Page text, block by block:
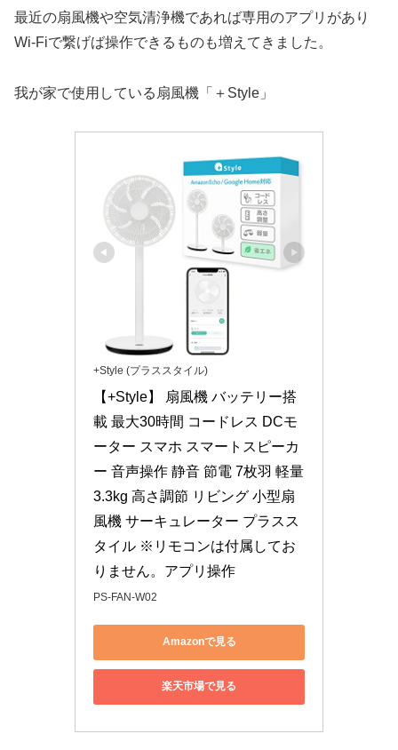
最近の扇風機や空気清浄機であれば専用のアプリがあり
Wi-Fiで繋げば操作できるものも増えてきました。
我が家で使用している扇風機「＋Style」
+Style (プラススタイル)
【+Style】 扇風機 バッテリー搭
載 最大30時間 コードレス DCモ
ーター スマホ スマートスピーカ
ー 音声操作 静音 節電 7枚羽 軽量
3.3kg 高さ調節 リビング 小型扇
風機 サーキュレーター プラスス
タイル ※リモコンは付属してお
りません。アプリ操作
PS-FAN-W02
Amazonで見る
楽天市場で見る